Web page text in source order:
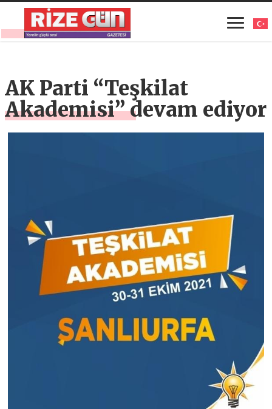
AK Parti “Teşkilat
Akademisi” devam ediyor